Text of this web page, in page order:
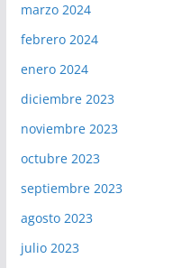
marzo 2024
febrero 2024
enero 2024
diciembre 2023
noviembre 2023
octubre 2023
septiembre 2023
agosto 2023
julio 2023